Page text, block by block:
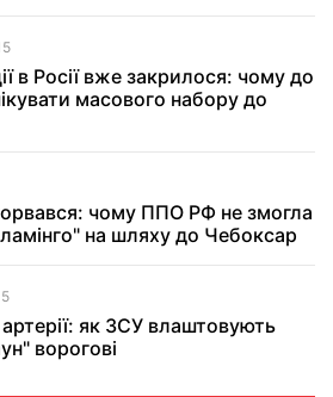
в Росії вже закрилося: чому до
масового набору до
чому ППО РФ не змогла
на шляху до Чебоксар
як ЗСУ влаштовують
ворогові